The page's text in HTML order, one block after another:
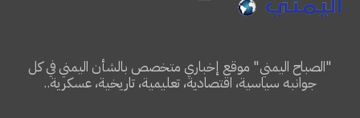
"الصباح اليمني" موقع إخباري متخصص بالشأن اليمني في كل
جوانبه سياسية، اقتصادية، تعليمية، تاريخية، عسكرية..